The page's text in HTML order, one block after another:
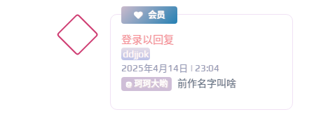
会员
登录以回复
ddjjok
2025年4月14日 | 23:04
@ 珂珂大哟 前作名字叫啥